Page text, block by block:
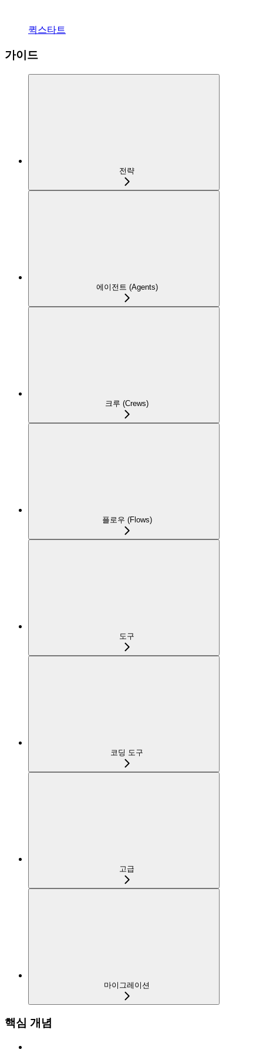
퀵스타트
가이드
전략
에이전트 (Agents)
크루 (Crews)
플로우 (Flows)
도구
코딩 도구
고급
마이그레이션
핵심 개념